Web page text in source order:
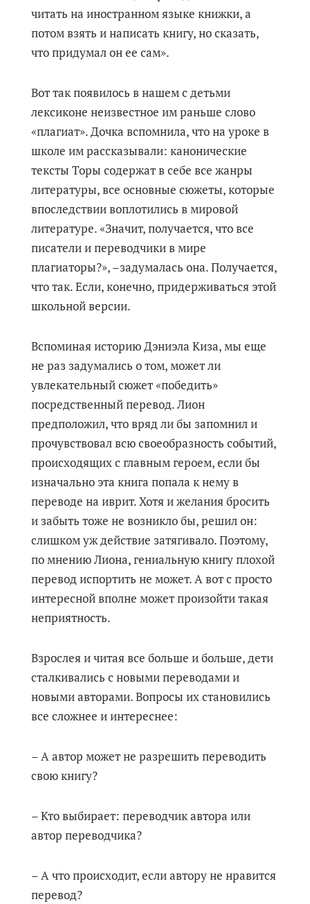
читать на иностранном языке книжки, а
потом взять и написать книгу, но сказать,
что придумал он ее сам».
Вот так появилось в нашем с детьми
лексиконе неизвестное им раньше слово
«плагиат». Дочка вспомнила, что на уроке в
школе им рассказывали: канонические
тексты Торы содержат в себе все жанры
литературы, все основные сюжеты, которые
впоследствии воплотились в мировой
литературе. «Значит, получается, что все
писатели и переводчики в мире
плагиаторы?», –задумалась она. Получается,
что так. Если, конечно, придерживаться этой
школьной версии.
Вспоминая историю Дэниэла Киза, мы еще
не раз задумались о том, может ли
увлекательный сюжет «победить»
посредственный перевод. Лион
предположил, что вряд ли бы запомнил и
прочувствовал всю своеобразность событий,
происходящих с главным героем, если бы
изначально эта книга попала к нему в
переводе на иврит. Хотя и желания бросить
и забыть тоже не возникло бы, решил он:
слишком уж действие затягивало. Поэтому,
по мнению Лиона, гениальную книгу плохой
перевод испортить не может. А вот с просто
интересной вполне может произойти такая
неприятность.
Взрослея и читая все больше и больше, дети
сталкивались с новыми переводами и
новыми авторами. Вопросы их становились
все сложнее и интереснее:
– А автор может не разрешить переводить
свою книгу?
– Кто выбирает: переводчик автора или
автор переводчика?
– А что происходит, если автору не нравится
перевод?